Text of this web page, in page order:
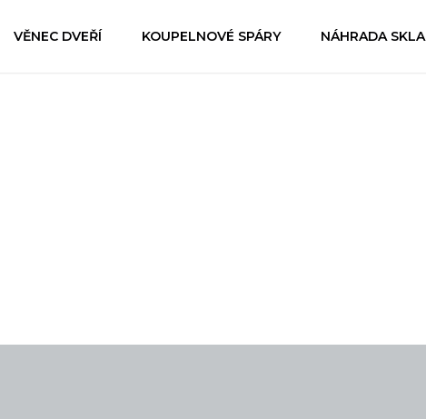
VĚNEC DVEŘÍ KOUPELNOVÉ SPÁRY NÁHRADA SKLA